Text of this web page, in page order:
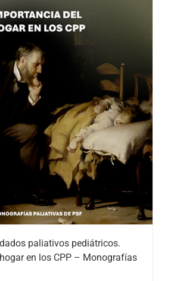
paliativos pediátricos.
en los CPP – Monografías